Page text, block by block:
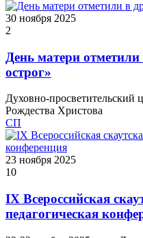
30 ноября 2025
2
День матери
острог»
Духовно-просветительский
Рождества Христова
СП
23 ноября 2025
10
IX Всероссийская
педагогическая